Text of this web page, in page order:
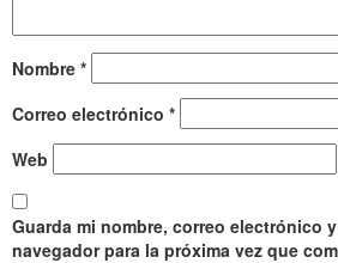
Nombre *
Correo electrónico *
Web
Guarda mi nombre, correo electrónico
navegador para la próxima vez que